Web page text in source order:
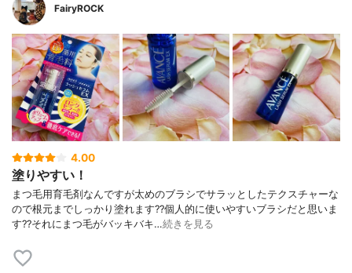
FairyROCK
4.00
塗りやすい！
まつ毛用育毛剤なんですが太めのブラシでサラッとしたテクスチャーな
ので根元までしっかり塗れます??個人的に使いやすいブラシだと思いま
す??それにまつ毛がバッキバキ…続きを見る